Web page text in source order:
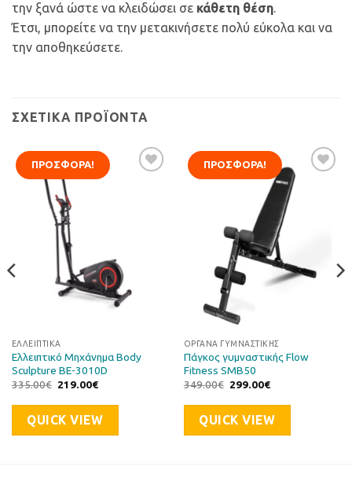
την ξανά ώστε να κλειδώσει σε κάθετη θέση.
Έτσι, μπορείτε να την μετακινήσετε πολύ εύκολα και να
την αποθηκεύσετε.
ΣΧΕΤΙΚΆ ΠΡΟΪΌΝΤΑ
ΠΡΟΣΦΟΡΆ!
ΕΛΛΕΙΠΤΙΚΆ
Ελλειπτικό Μηχάνημα Body
Sculpture BE-3010D
335.00€ Original
was:
335.00€.
219.00€Η
τιμή
είναι:
219.00€.
QUICK VIEW
ΠΡΟΣΦΟΡΆ!
Προσθήκη
στη Λίστα
Επιθυμιών
ΌΡΓΑΝΑ ΓΥΜΝΑΣΤΙΚΉΣ
Πάγκος γυμναστικής Flow
Fitness SMB50
349.00€ Original
was:
349.00€.
299.00€Η
τιμή
είναι:
299.00€.
QUICK VIEW